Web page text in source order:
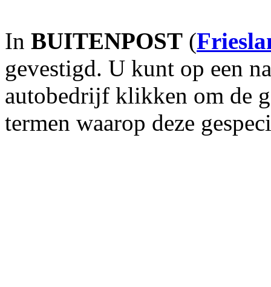
In BUITENPOST (
gevestigd. U kunt op een
autobedrijf klikken om de
termen waarop deze